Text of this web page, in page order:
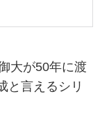
大が50年に渡
と言えるシリ